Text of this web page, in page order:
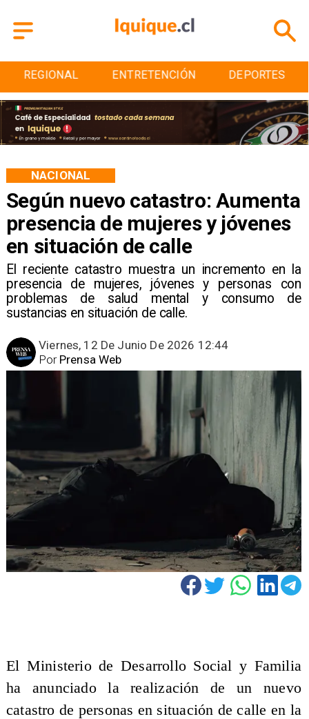
ENTRETENCIÓN DEPORTES CULTURA
Según nuevo catastro: Aumenta
presencia de mujeres y jóvenes
en situación de calle
El reciente catastro muestra un incremento en la
presencia de mujeres, jóvenes y personas con
problemas de salud mental y consumo de
sustancias en situación de calle.
NACIONAL
Viernes, 12 De Junio De 2026 12:44
Prensa Web
Por
El Ministerio de Desarrollo Social y Familia
ha anunciado la realización de un nuevo
catastro de personas en situación de calle en la